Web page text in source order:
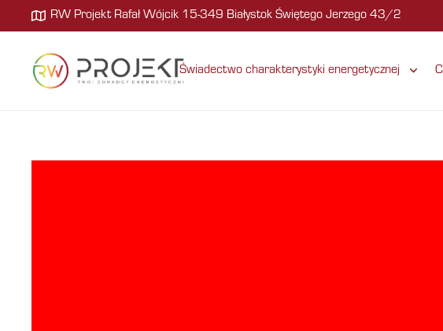
RW Projekt Rafał Wójcik 15-349 Białystok Świętego Jerzego 43/2
Świadectwo charakterystyki energetycznej